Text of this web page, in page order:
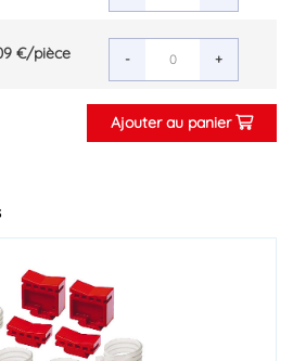
€/pièce - +
Ajouter au panier